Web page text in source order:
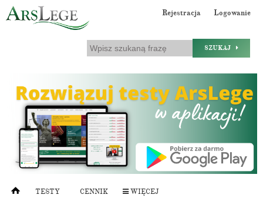
Rejestracja Logowanie
SZUKAJ
TESTY CENNIK WIĘCEJ